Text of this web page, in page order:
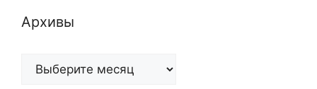
Архивы
Архивы